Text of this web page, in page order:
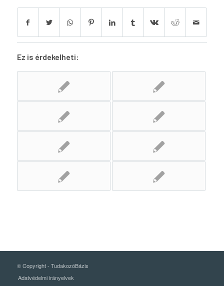
Ez is érdekelheti:
© Copyright - TudakozóBázis
Adatvédelmi irányelvek